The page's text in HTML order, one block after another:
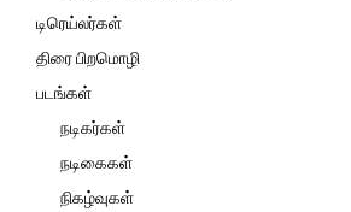
டிரெய்லர்கள்
திரை பிறமொழி
படங்கள்
நடிகர்கள்
நடிகைகள்
நிகழ்வுகள்